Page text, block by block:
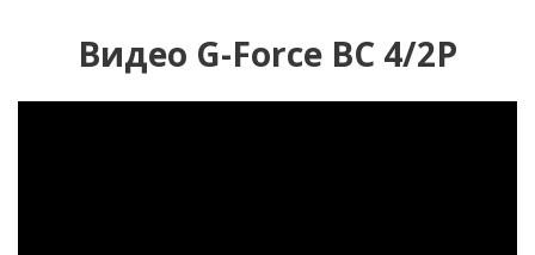
Видео G-Force ВС 4/2P